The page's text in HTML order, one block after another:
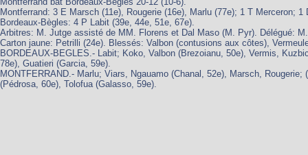
Montferrand: 3 E Marsch (11e), Rougerie (16e), Marlu (77e); 1 T Merceron; 1
Bordeaux-Bègles: 4 P Labit (39e, 44e, 51e, 67e).
Arbitres: M. Jutge assisté de MM. Florens et Dal Maso (M. Pyr). Délégué:
Carton jaune: Petrilli (24e). Blessés: Valbon (contusions aux côtes),
BORDEAUX-BEGLES.- Labit; Koko, Valbon (Brezoianu, 50e), Vermis,
78e), Guatieri (Garcia, 59e).
MONTFERRAND.- Marlu; Viars, Ngauamo (Chanal, 52e), Marsch,
(Pédrosa, 60e), Tolofua (Galasso, 59e).